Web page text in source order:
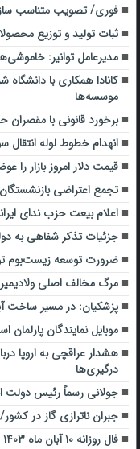
فوری/ تصویب متناسب
ثبات تولید و توزیع
مدیرعامل توانیر:
کانادا همکاری با
موسسه‌ها
برخورد قانونی با
انهدام خطوط لوله انتقال سوخت
قیمت دلار امروز بازار را عوض کرد
تجمع اعتراضی
اعلام بیعت حزب ندای
جزئیات تذکر شفاهی به
ضرورت توسعه زیست‌بوم
مرگ مخالف اصلی ولادیمیر
پزشکیان: در مسیر ساخت
موبایل نمایندگان
هشدار عراقچی به اروپا
درگیری‌ها
جولانی رسماً رئیس دولت
جبران ناترازی گاز در
فال روزانه ۱۰ آبان ماه ۱۴۰۳ | خانواده را در اولویت قرار دهید